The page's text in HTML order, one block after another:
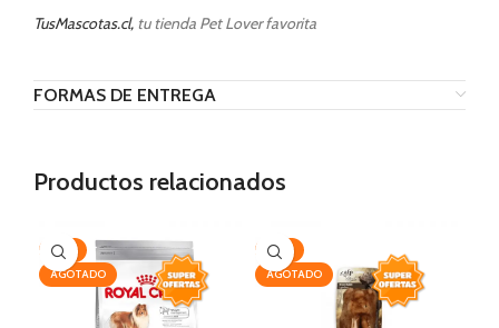
TusMascotas.cl, tu tienda Pet Lover favorita
FORMAS DE ENTREGA
Productos relacionados
-19%
AGOTADO
-25%
AGOTADO